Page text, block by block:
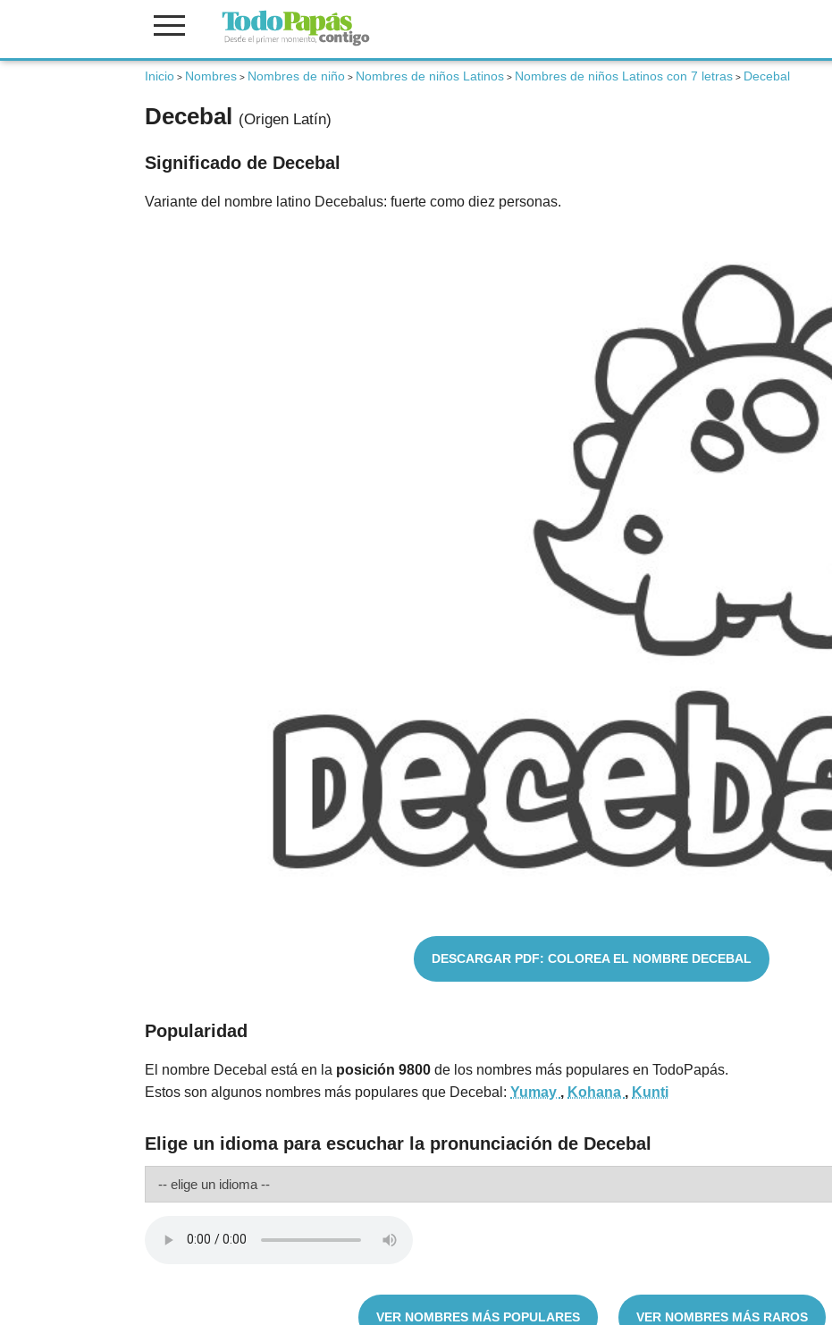
Inicio > Nombres > Nombres de niño > Nombres de niños Latinos > Nombres de niños Latinos con 7 letras > Decebal
Decebal (Origen Latín)
Significado de Decebal
Variante del nombre latino Decebalus: fuerte como diez personas.
DESCARGAR PDF: COLOREA EL NOMBRE DECEBAL
Popularidad
El nombre Decebal está en la posición 9800 de los nombres más populares en TodoPapás.
Estos son algunos nombres más populares que Decebal: Yumay , Kohana , Kunti
Elige un idioma para escuchar la pronunciación de Decebal
VER NOMBRES MÁS POPULARES VER NOMBRES MÁS RAROS